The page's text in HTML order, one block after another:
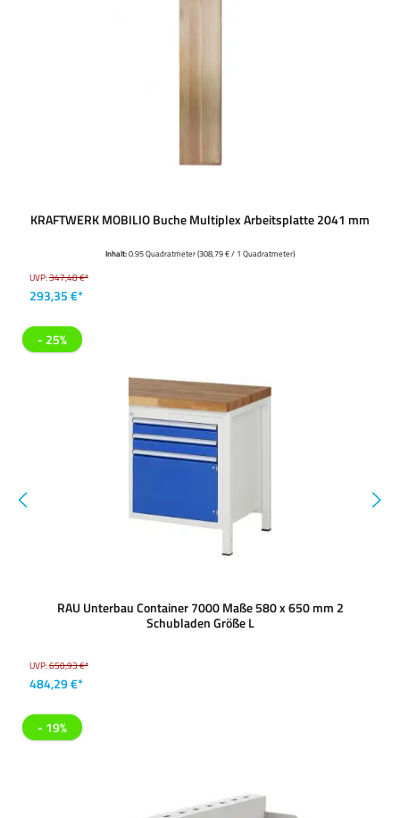
KRAFTWERK MOBILIO Buche Multiplex Arbeitsplatte 2041 mm
Inhalt:0.95 Quadratmeter(308,79 € / 1 Quadratmeter)
UVP:347,48 €*
293,35 €*
- 25%
RAU Unterbau Container 7000 Maße 580 x 650 mm 2
Schubladen Größe L
UVP:650,93 €*
484,29 €*
- 19%